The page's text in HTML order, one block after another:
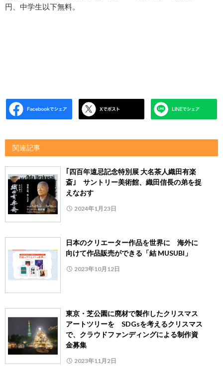
円、中学生以下無料。
関連記事
｢四百年遠忌記念特別展 大名茶人織田有楽
斎｣ サントリー美術館、織田信長の弟を捉
えなおす
2024年1月23日
日本のクリエーター作品を世界に 海外に
向けて作品販売ができる「結 MUSUBI」
2023年10月12日
東京・芝公園に廃材で製作したクリスマス
アートツリーを SDGsを考えるクリスマス
で、クラウドファンディングによる制作資
金募集
2023年11月2日